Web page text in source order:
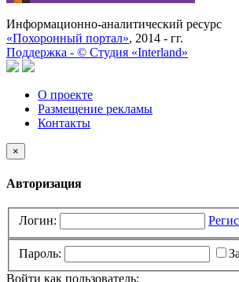
Информационно-аналитический ресурс
«Похоронный портал», 2014 - гг.
Поддержка - © Cтудия «Interland»
О проекте
Размещение рекламы
Контакты
×
Авторизация
Логин:
Пароль:
Войти как пользователь: